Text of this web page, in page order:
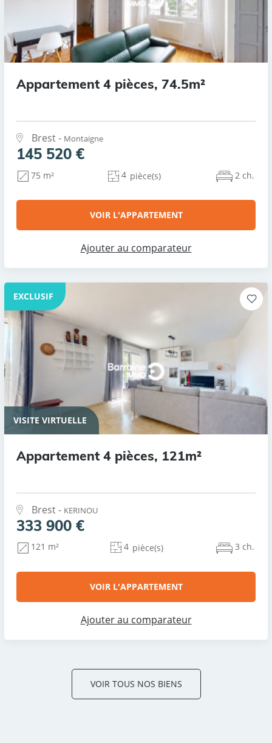
Appartement 4 pièces, 74.5m²
Brest - Montaigne
145 520 €
75 m² 4 pièce(s) 2 ch.
VOIR L'APPARTEMENT
Ajouter au comparateur
EXCLUSIF
VISITE VIRTUELLE
Appartement 4 pièces, 121m²
Brest - KERINOU
333 900 €
121 m² 4 pièce(s) 3 ch.
VOIR L'APPARTEMENT
Ajouter au comparateur
VOIR TOUS NOS BIENS